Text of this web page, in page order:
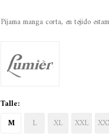
Pijama manga corta, en tejido
Talle:
M
L XL XXL